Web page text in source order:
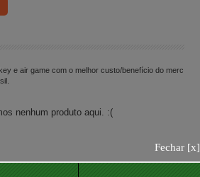
Fechar [x]
e air game com o melhor custo/benefício do merc
nenhum produto aqui. :(